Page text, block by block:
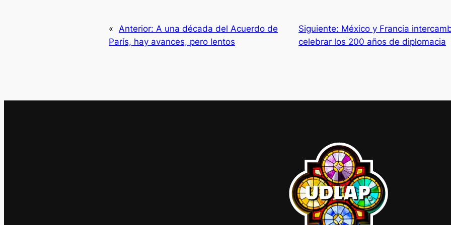
« Anterior: A una década del Acuerdo de
París, hay avances, pero lentos
Siguiente: México y Francia
celebrar los 200 años de diplomacia